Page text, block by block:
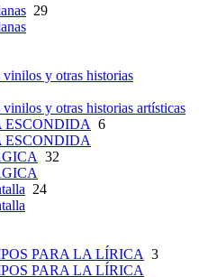
29
y otras historias
y otras historias artísticas
6
32
24
PARA LA LÍRICA 3
PARA LA LÍRICA